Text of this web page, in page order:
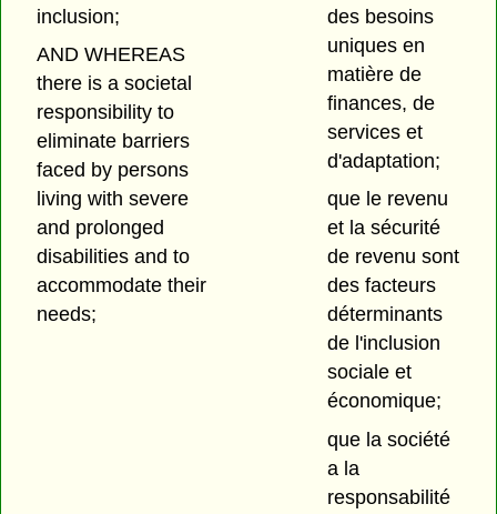
inclusion;
AND WHEREAS
there is a societal
responsibility to
eliminate barriers
faced by persons
living with severe
and prolonged
disabilities and to
accommodate their
needs;
des besoins
uniques en
matière de
finances, de
services et
d'adaptation;
que le revenu
et la sécurité
de revenu sont
des facteurs
déterminants
de l'inclusion
sociale et
économique;
que la société
a la
responsabilité